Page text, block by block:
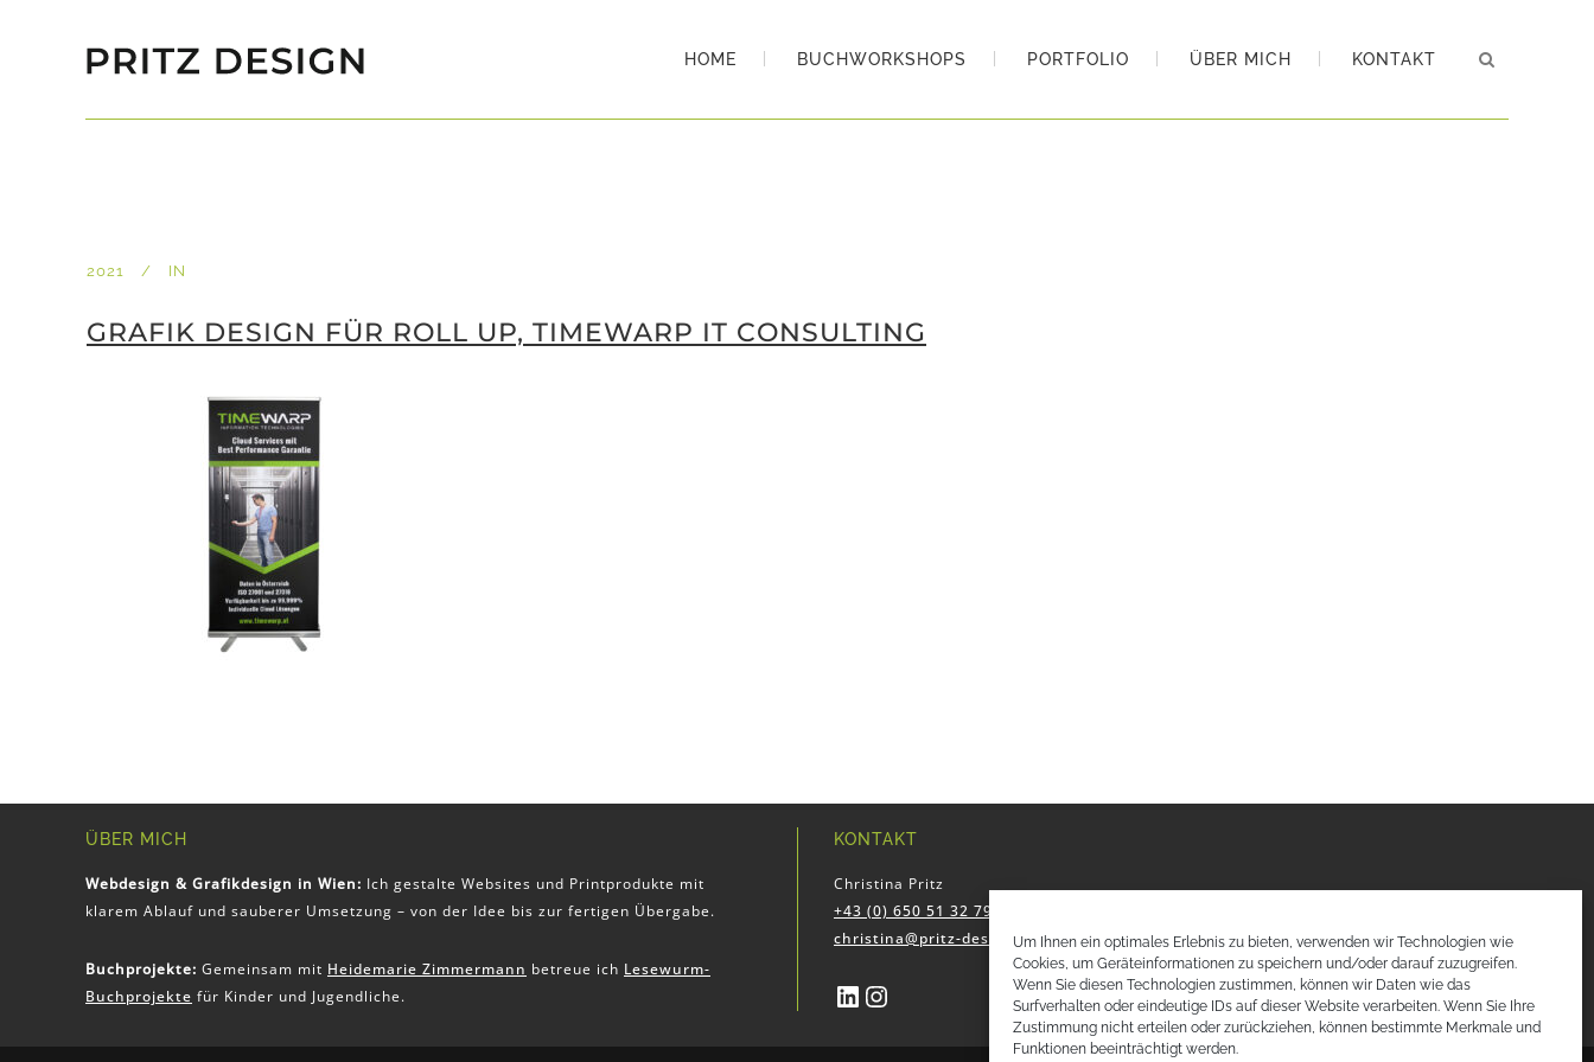
Um Ihnen ein optimales Erlebnis zu bieten, verwenden wir Technologien wie
Cookies, um Geräteinformationen zu speichern und/oder darauf zuzugreifen.
Wenn Sie diesen Technologien zustimmen, können wir Daten wie das
Surfverhalten oder eindeutige IDs auf dieser Website verarbeiten. Wenn Sie Ihre
Zustimmung nicht erteilen oder zurückziehen, können bestimmte Merkmale und
Funktionen beeinträchtigt werden.
HOME BUCHWORKSHOPS PORTFOLIO ÜBER MICH KONTAKT
2021 IN
GRAFIK DESIGN FÜR ROLL UP, TIMEWARP IT CONSULTING
ÜBER MICH
Webdesign & Grafikdesign in Wien: Ich gestalte Websites und Printprodukte mit
klarem Ablauf und sauberer Umsetzung – von der Idee bis zur fertigen Übergabe.
Buchprojekte: Gemeinsam mit Heidemarie Zimmermann betreue ich Lesewurm-
Buchprojekte für Kinder und Jugendliche.
KONTAKT
Christina Pritz
+43 (0) 650 51 32 797
christina@pritz-design.at
LinkedIn Instagram